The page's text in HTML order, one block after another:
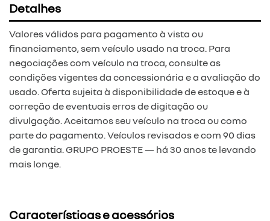
Detalhes
Valores válidos para pagamento à vista ou
financiamento, sem veículo usado na troca. Para
negociações com veículo na troca, consulte as
condições vigentes da concessionária e a avaliação do
usado. Oferta sujeita à disponibilidade de estoque e à
correção de eventuais erros de digitação ou
divulgação. Aceitamos seu veículo na troca ou como
parte do pagamento. Veículos revisados e com 90 dias
de garantia. GRUPO PROESTE — há 30 anos te levando
mais longe.
Características e acessórios